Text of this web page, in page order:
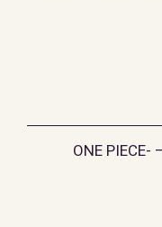
+ וואן פיס – מבוקש מונקי ד. לופי – ONE PIECE-